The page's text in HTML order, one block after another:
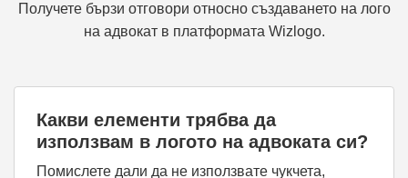
Получете бързи отговори относно създаването на лого
на адвокат в платформата Wizlogo.
Какви елементи трябва да
използвам в логото на адвоката си?
Помислете дали да не използвате чукчета,